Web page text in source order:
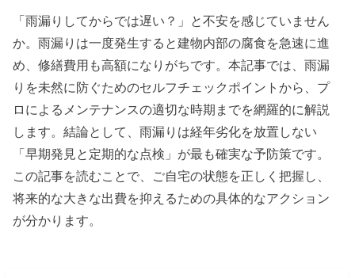
「雨漏りしてからでは遅い？」と不安を感じていません
か。雨漏りは一度発生すると建物内部の腐食を急速に進
め、修繕費用も高額になりがちです。本記事では、雨漏
りを未然に防ぐためのセルフチェックポイントから、プ
ロによるメンテナンスの適切な時期までを網羅的に解説
します。結論として、雨漏りは経年劣化を放置しない
「早期発見と定期的な点検」が最も確実な予防策です。
この記事を読むことで、ご自宅の状態を正しく把握し、
将来的な大きな出費を抑えるための具体的なアクション
が分かります。